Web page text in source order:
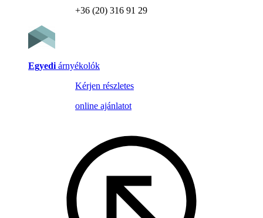
+36 (20) 316 91 29
Egyedi árnyékolók
Kérjen részletes
online ajánlatot